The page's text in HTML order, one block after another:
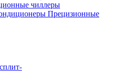
чиллеры
Прецизионные